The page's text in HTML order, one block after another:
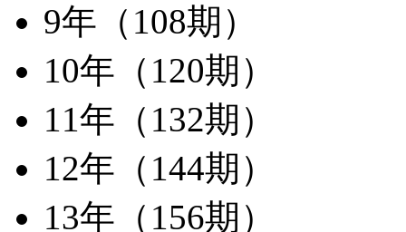
9年（108期）
10年（120期）
11年（132期）
12年（144期）
13年（156期）